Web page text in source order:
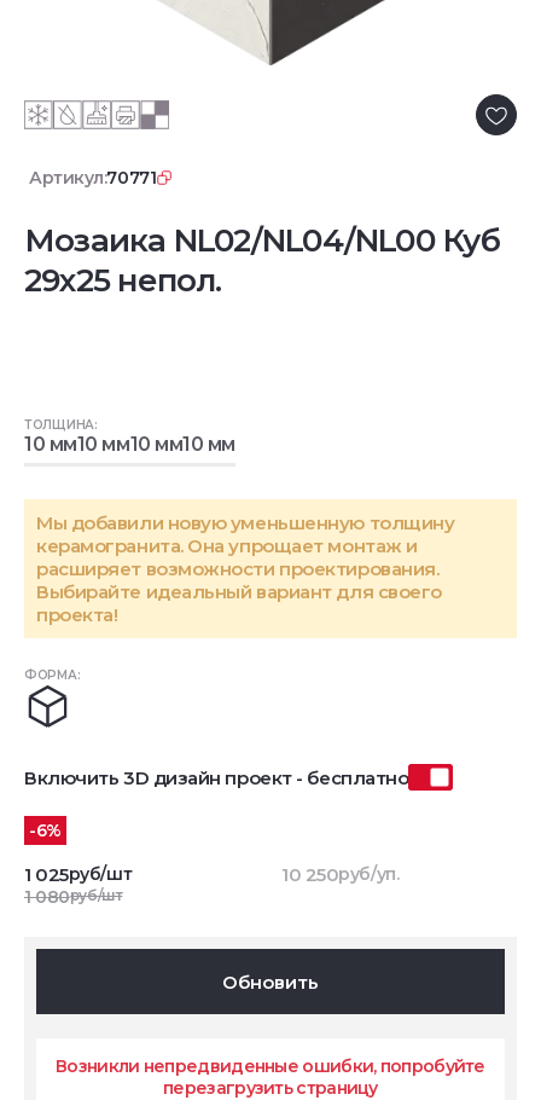
Артикул:70771
Мозаика NL02/NL04/NL00 Куб
29x25 непол.
ФОРМА:
ТОЛЩИНА:
10 мм10 мм10 мм10 мм
Мы добавили новую уменьшенную толщину
керамогранита. Она упрощает монтаж и
расширяет возможности проектирования.
Выбирайте идеальный вариант для своего
проекта!
Включить 3D дизайн проект - бесплатно
-6%
1 025руб/шт
1 080руб/шт
10 250руб/уп.
Обновить
Возникли непредвиденные ошибки, попробуйте
перезагрузить страницу